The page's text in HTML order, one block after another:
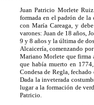
Juan Patricio Morlete
formada en el padrón de la
con María Careaga, y
varones: Juan de 18 años,
9 y 8 años y la última de
Alcaicería, comenzando
Mariano Morlete que firma
que había muerto en
Condesa de Regla,
Dada la inveterada
lugar a la formación de
Patricio.